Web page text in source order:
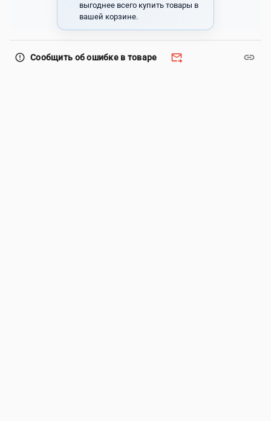
выгоднее всего купить товары в
вашей корзине.
error_outline Сообщить об ошибке в товаре forward_to_inbox link